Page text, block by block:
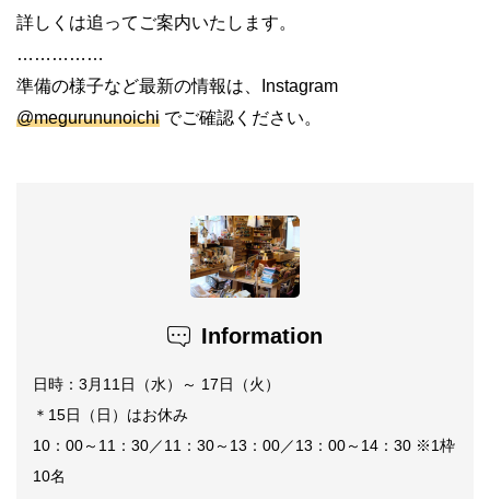
詳しくは追ってご案内いたします。
……………
準備の様子など最新の情報は、Instagram
@megurununoichi でご確認ください。
Information
日時：3月11日（水）～ 17日（火）
＊15日（日）はお休み
10：00～11：30／11：30～13：00／13：00～14：30 ※1枠
10名